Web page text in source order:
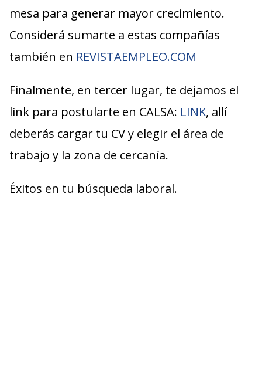
mesa para generar mayor crecimiento.
Considerá sumarte a estas compañías
también en REVISTAEMPLEO.COM
Finalmente, en tercer lugar, te dejamos el
link para postularte en CALSA: LINK, allí
deberás cargar tu CV y elegir el área de
trabajo y la zona de cercanía.
Éxitos en tu búsqueda laboral.